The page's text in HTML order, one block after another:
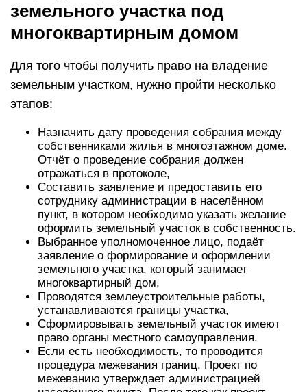
земельного участка под
многоквартирным домом
Для того чтобы получить право на владение
земельным участком, нужно пройти несколько
этапов:
Назначить дату проведения собрания между
собственниками жилья в многоэтажном доме.
Отчёт о проведение собрания должен
отражаться в протоколе,
Составить заявление и предоставить его
сотруднику администрации в населённом
пункт, в котором необходимо указать желание
оформить земельный участок в собственность.
Выбранное уполномоченное лицо, подаёт
заявление о формирование и оформлении
земельного участка, который занимает
многоквартирный дом,
Проводятся землеустроительные работы,
устанавливаются границы участка,
Сформировывать земельный участок имеют
право органы местного самоуправления.
Если есть необходимость, то проводится
процедура межевания границ. Проект по
межеванию утверждает администрацией